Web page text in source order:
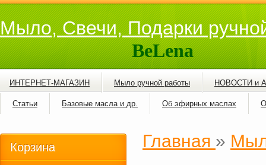
Мыло, Свечи, Подарки
BeLena
ИНТЕРНЕТ-МАГАЗИН Мыло ручной работы НОВОСТИ и
Статьи Базовые масла и др. Об эфирных маслах
Главная »
Корзина